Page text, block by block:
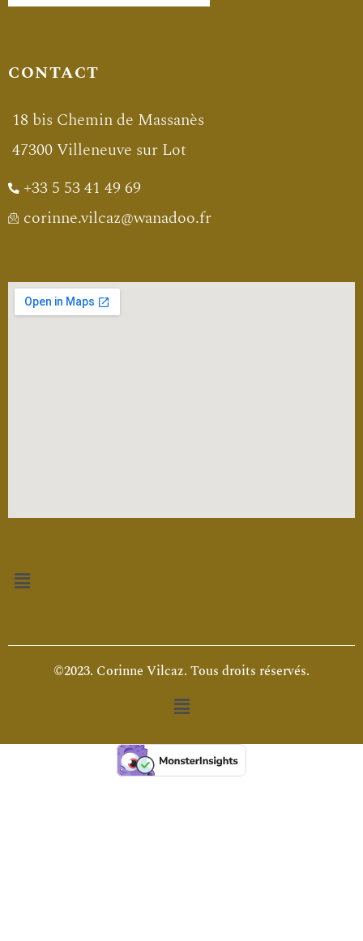
CONTACT
18 bis Chemin de Massanès
47300 Villeneuve sur Lot
+33 5 53 41 49 69
corinne.vilcaz@wanadoo.fr
Menu
©2023. Corinne Vilcaz. Tous droits réservés.
Menu